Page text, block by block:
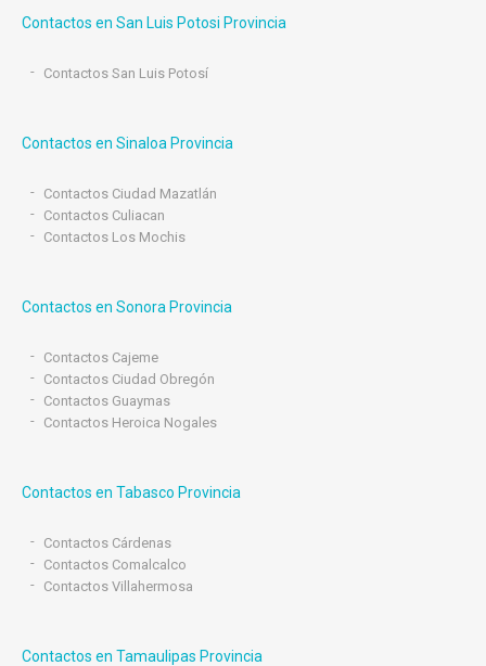
Contactos en San Luis Potosi Provincia
Contactos San Luis Potosí
Contactos en Sinaloa Provincia
Contactos Ciudad Mazatlán
Contactos Culiacan
Contactos Los Mochis
Contactos en Sonora Provincia
Contactos Cajeme
Contactos Ciudad Obregón
Contactos Guaymas
Contactos Heroica Nogales
Contactos en Tabasco Provincia
Contactos Cárdenas
Contactos Comalcalco
Contactos Villahermosa
Contactos en Tamaulipas Provincia